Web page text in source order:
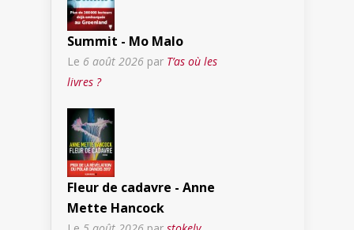
Summit - Mo Malo
Le 6 août 2026 par T’as où les
livres ?
Fleur de cadavre - Anne
Mette Hancock